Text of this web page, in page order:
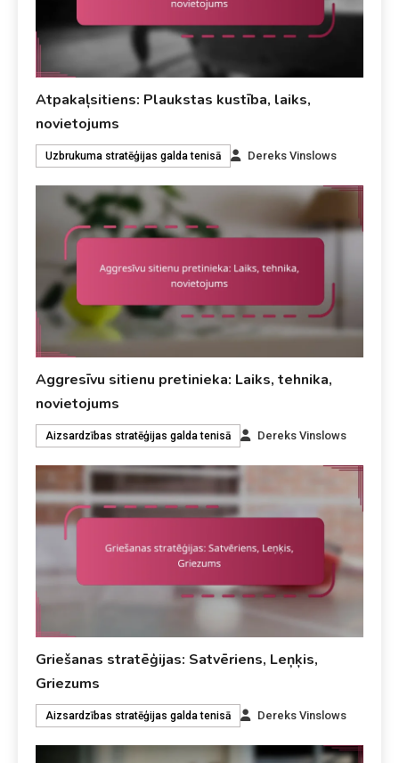
Atpakaļsitiens: Plaukstas kustība, laiks,
novietojums
Uzbrukuma stratēģijas galda tenisā Dereks Vinslows
Aggresīvu sitienu pretinieka: Laiks, tehnika,
novietojums
Aizsardzības stratēģijas galda tenisā Dereks Vinslows
Griešanas stratēģijas: Satvēriens, Leņķis,
Griezums
Aizsardzības stratēģijas galda tenisā Dereks Vinslows